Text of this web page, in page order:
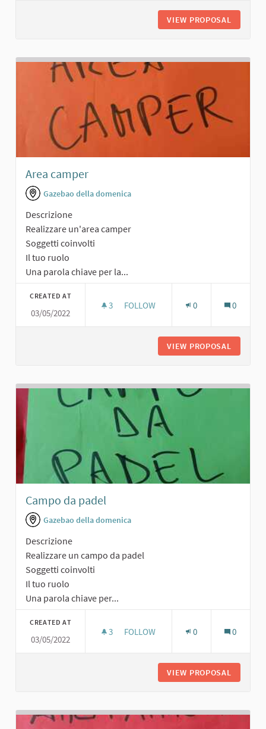
VIEW PROPOSAL
Area camper
Gazebao della domenica
Descrizione
Realizzare un'area camper
Soggetti coinvolti
Il tuo ruolo
Una parola chiave per la...
CREATED AT
03/05/2022
3 3 FOLLOWERS
FOLLOW 0 0
VIEW PROPOSAL
Campo da padel
Gazebao della domenica
Descrizione
Realizzare un campo da padel
Soggetti coinvolti
Il tuo ruolo
Una parola chiave per...
CREATED AT
03/05/2022
3 3 FOLLOWERS
FOLLOW 0 0
VIEW PROPOSAL